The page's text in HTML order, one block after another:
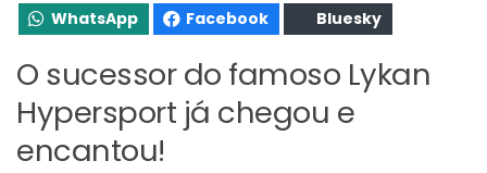
WhatsApp Facebook Bluesky
O sucessor do famoso Lykan
Hypersport já chegou e
encantou!